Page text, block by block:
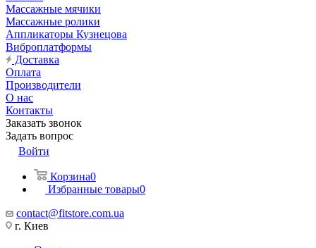
Массажные мячики
Массажные ролики
Аппликаторы Кузнецова
Виброплатформы
Доставка
Оплата
Производители
О нас
Контакты
Заказать звонок
Задать вопрос
Войти
Корзина0
Избранные товары0
contact@fitstore.com.ua
г. Киев